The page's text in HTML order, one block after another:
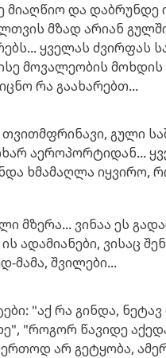
მიაღწიო და დაბრუნდე
მზად არიან
ყველას ძვირფას
მოვალეობის მოხდის
რა გაახარებთ...
თვითმფრინავი, გული
აეროპორტიდან...
ხმამაღლა იყვირო,
მზერა... ვინაა ეს
ადამიანები, ვისაც
მამა, შვილები...
"აქ რა გინდა, ნეტავ
"როგორ წავიდე
არ გეტყობა,